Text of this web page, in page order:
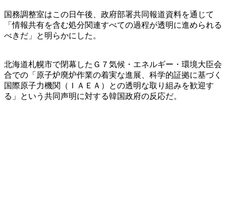
国務調整室はこの日午後、政府部署共同報道資料を通じて
「情報共有を含む処分関連すべての過程が透明に進められる
べきだ」と明らかにした。
北海道札幌市で閉幕したＧ７気候・エネルギー・環境大臣会
合での「原子炉廃炉作業の着実な進展、科学的証拠に基づく
国際原子力機関（ＩＡＥＡ）との透明な取り組みを歓迎す
る」という共同声明に対する韓国政府の反応だ。